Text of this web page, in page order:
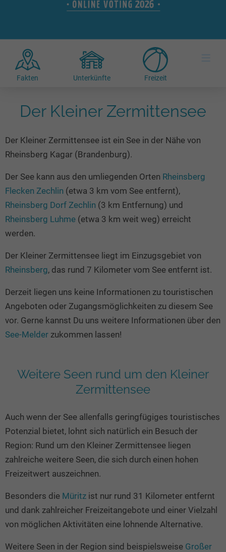
Radtouren am See
Kitesurfen
Kanu- & Kajaktouren
Badeseen in Deutschland
Wellness am See
Romantik Hotels
Urlaub an der Küste
Unterkünfte
Hotels am See
Ferienwohnungen
Camping
Kanu- & Kajak-Urlaub
Wanderurlaub
Bikeurlaub
Auszeit & Wellness
Camping am See
Top-Hotels
Familienhotels
Wellness-Hotels
Biohotels
Ausgefallenes
Häuser auf dem Wasser
Hundefreundliche Unterkünfte
Glamping
Seen in Deutschland
Seen in Europa
Überwachte Badestellen
Unsere See-Highlights
Deutschlands schönste Seen
Top Seen nach Bundesländern
Top Seen nach Regionen
Deutschlands Lieblingsseen
Seen in Europa
Schweiz
Niederlande
Schweden
Norwegen
Fakten Unterkünfte Freizeit
Der Kleiner Zermittensee
Der Kleiner Zermittensee ist ein See in der Nähe von
Rheinsberg Kagar (Brandenburg).
Der See kann aus den umliegenden Orten Rheinsberg
Flecken Zechlin (etwa 3 km vom See entfernt),
Rheinsberg Dorf Zechlin (3 km Entfernung) und
Rheinsberg Luhme (etwa 3 km weit weg) erreicht
werden.
Der Kleiner Zermittensee liegt im Einzugsgebiet von
Rheinsberg, das rund 7 Kilometer vom See entfernt ist.
Derzeit liegen uns keine Informationen zu touristischen
Angeboten oder Zugangsmöglichkeiten zu diesem See
vor. Gerne kannst Du uns weitere Informationen über den
See-Melder zukommen lassen!
Weitere Seen rund um den Kleiner
Zermittensee
Auch wenn der See allenfalls geringfügiges touristisches
Potenzial bietet, lohnt sich natürlich ein Besuch der
Region: Rund um den Kleiner Zermittensee liegen
zahlreiche weitere Seen, die sich durch einen hohen
Freizeitwert auszeichnen.
Besonders die Müritz ist nur rund 31 Kilometer entfernt
und dank zahlreicher Freizeitangebote und einer Vielzahl
von möglichen Aktivitäten eine lohnende Alternative.
Weitere Seen in der Region sind beispielsweise Großer